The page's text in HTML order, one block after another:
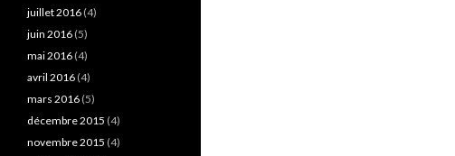
juillet 2016 (4)
juin 2016 (5)
mai 2016 (4)
avril 2016 (4)
mars 2016 (5)
décembre 2015 (4)
novembre 2015 (4)